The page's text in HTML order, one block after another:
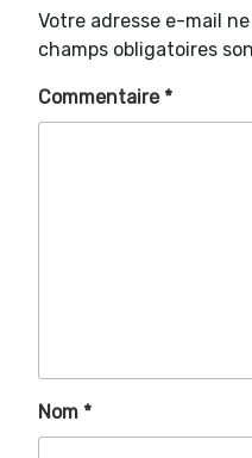
Votre adresse e-mail
champs obligatoires
Commentaire *
Nom *